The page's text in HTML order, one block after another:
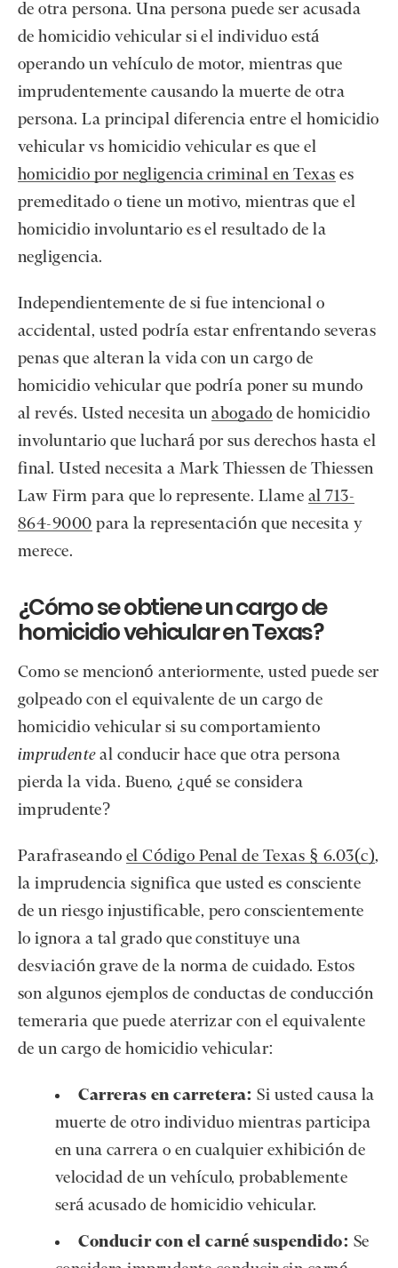
de otra persona. Una persona puede ser acusada
de homicidio vehicular si el individuo está
operando un vehículo de motor, mientras que
imprudentemente causando la muerte de otra
persona. La principal diferencia entre el homicidio
vehicular vs homicidio vehicular es que el
homicidio por negligencia criminal en Texas es
premeditado o tiene un motivo, mientras que el
homicidio involuntario es el resultado de la
negligencia.
Independientemente de si fue intencional o
accidental, usted podría estar enfrentando severas
penas que alteran la vida con un cargo de
homicidio vehicular que podría poner su mundo
al revés. Usted necesita unabogado de homicidio
involuntario que luchará por sus derechos hasta el
final. Usted necesita a Mark Thiessen de Thiessen
Law Firm para que lo represente. Llame al 713-
864-9000 para la representación que necesita y
merece.
¿Cómo se obtiene un cargo de
homicidio vehicular en Texas?
Como se mencionó anteriormente, usted puede ser
golpeado con el equivalente de un cargo de
homicidio vehicular si su comportamiento
imprudenteal conducir hace que otra persona
pierda la vida. Bueno, ¿qué se considera
imprudente?
Parafraseando el Código Penal de Texas § 6.03(c),
la imprudencia significa que usted es consciente
de un riesgo injustificable, pero conscientemente
lo ignora a tal grado que constituye una
desviación grave de la norma de cuidado. Estos
son algunos ejemplos de conductas de conducción
temeraria que puede aterrizar con el equivalente
de un cargo de homicidio vehicular:
Carreras en carretera:Si usted causa la
muerte de otro individuo mientras participa
en una carrera o en cualquier exhibición de
velocidad de un vehículo, probablemente
será acusado de homicidio vehicular.
Conducir con el carné suspendido: Se